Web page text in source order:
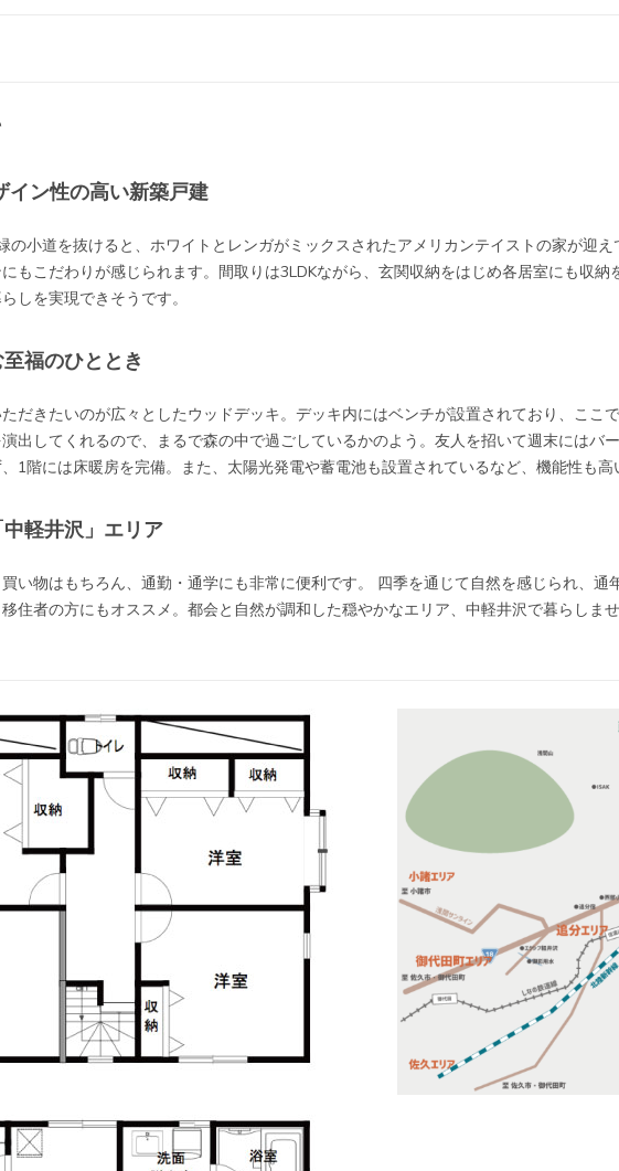
イン性の高い新築戸建
の小道を抜けると、ホワイトとレンガがミックスされたアメリカンテイストの家が迎
もこだわりが感じられます。間取りは3LDKながら、玄関収納をはじめ各居室にも収納
しを実現できそうです。
福のひととき
だきたいのが広々としたウッドデッキ。デッキ内にはベンチが設置されており、ここ
出してくれるので、まるで森の中で過ごしているかのよう。友人を招いて週末にはバ
1階には床暖房を完備。また、太陽光発電や蓄電池も設置されているなど、機能性も高
軽井沢」エリア
い物はもちろん、通勤・通学にも非常に便利です。 四季を通じて自然を感じられ、
住者の方にもオススメ。都会と自然が調和した穏やかなエリア、中軽井沢で暮らしませ